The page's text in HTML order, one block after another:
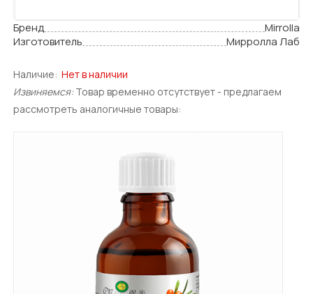
Бренд
Mirrolla
Изготовитель
Мирролла Лаб
Наличие: Нет в наличии
Извиняемся: Товар временно отсутствует - предлагаем
рассмотреть аналогичные товары: